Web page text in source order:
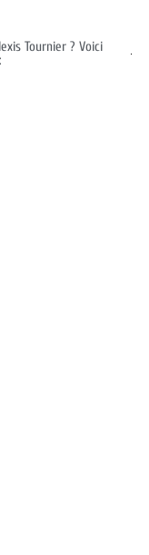
Tournier ? Voici